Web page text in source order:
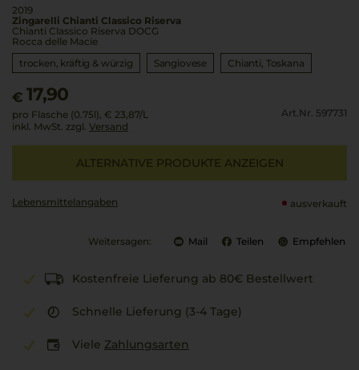
2019
Zingarelli Chianti Classico Riserva
Chianti Classico Riserva DOCG
Rocca delle Macie
trocken, kräftig & würzig
Sangiovese Chianti Toskana
€ 17,90
pro Flasche (0.75l), € 23,87/L
inkl. MwSt. zzgl. Versand
Art.Nr. 597731
ALTERNATIVE PRODUKTE ANZEIGEN
Lebensmittel­angaben ausverkauft
Weitersagen: Mail Teilen Empfehlen
Kostenfreie Lieferung ab 80€ Bestellwert
Schnelle Lieferung (3-4 Tage)
Viele Zahlungsarten